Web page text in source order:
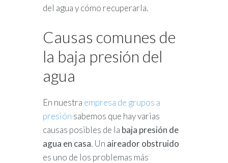
del agua y cómo recuperarla.
Causas comunes de
la baja presión del
agua
En nuestra empresa de grupos a
presión sabemos que hay varias
causas posibles de la baja presión de
agua en casa. Un aireador obstruido
es uno de los problemas más